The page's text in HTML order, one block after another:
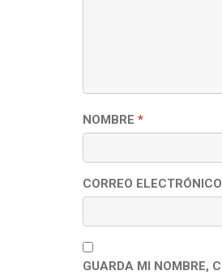
NOMBRE *
CORREO ELECTRÓNICO
GUARDA MI NOMBRE,